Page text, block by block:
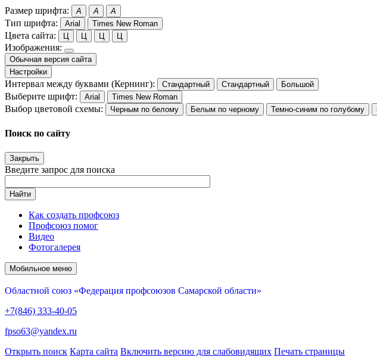
Размер шрифта: A A A
Тип шрифта: Arial Times New Roman
Цвета сайта: Ц Ц Ц Ц
Изображения:
Обычная версия сайта
Настройки
Интервал между буквами (Кернинг): Стандартный Стандартный Большой
Выберите шрифт: Arial Times New Roman
Выбор цветовой схемы: Черным по белому Белым по черному Темно-синим по голубому
Поиск по сайту
Закрыть
Введите запрос для поиска
Найти
Как создать профсоюз
Профсоюз помог
Видео
Фотогалерея
Мобильное меню
Областной союз «Федерация профсоюзов Самарской области»
+7(846) 333-40-05
fpso63@yandex.ru
Открыть поиск Карта сайта Включить версию для слабовидящих Печать страницы